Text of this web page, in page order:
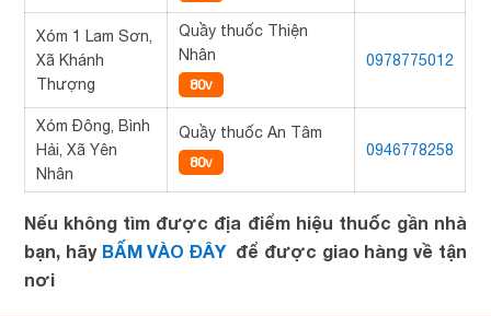
Xóm 1 Lam Sơn,
Xã Khánh
Thượng
Quầy thuốc Thiện
Nhân
80v
0978775012
Xóm Đông, Bình
Hải, Xã Yên
Nhân
Quầy thuốc An Tâm
80v
0946778258
Nếu không tìm được địa điểm hiệu thuốc gần nhà
bạn, hãy BẤM VÀO ĐÂYđể được giao hàng về tận
nơi